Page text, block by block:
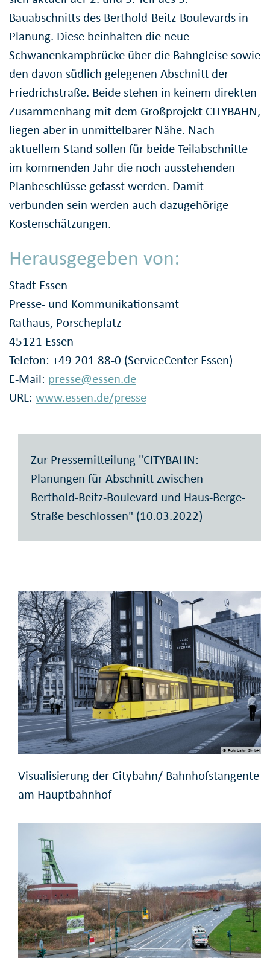
Bauabschnitts des Berthold-Beitz-Boulevards in
Planung. Diese beinhalten die neue
Schwanenkampbrücke über die Bahngleise sowie
den davon südlich gelegenen Abschnitt der
Friedrichstraße. Beide stehen in keinem direkten
Zusammenhang mit dem Großprojekt CITYBAHN,
liegen aber in unmittelbarer Nähe. Nach
aktuellem Stand sollen für beide Teilabschnitte
im kommenden Jahr die noch ausstehenden
Planbeschlüsse gefasst werden. Damit
verbunden sein werden auch dazugehörige
Kostenschätzungen.
Herausgegeben von:
Stadt Essen
Presse- und Kommunikationsamt
Rathaus, Porscheplatz
45121 Essen
Telefon: +49 201 88-0 (ServiceCenter Essen)
E-Mail: presse@essen.de
URL: www.essen.de/presse
Zur Pressemitteilung "CITYBAHN:
Planungen für Abschnitt zwischen
Berthold-Beitz-Boulevard und Haus-Berge-
Straße beschlossen" (10.03.2022)
© Ruhrbahn GmbH
Visualisierung der Citybahn/ Bahnhofstangente
am Hauptbahnhof